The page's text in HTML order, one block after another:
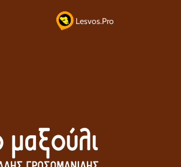
Lesvos.Pro